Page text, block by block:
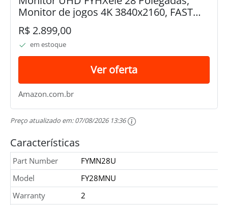
Monitor de jogos 4K 3840x2160, FAST
IPS, 1ms 144Hz, FreeSync, HDMI 2.1/2.0,
DP1.4, USB/Type C/VESA-Preto
R$ 2.899,00
em estoque
Ver oferta
Amazon.com.br
Preço atualizado em:07/08/2026 13:36
Características
Part Number
FYMN28U
Model
FY28MNU
Warranty
2